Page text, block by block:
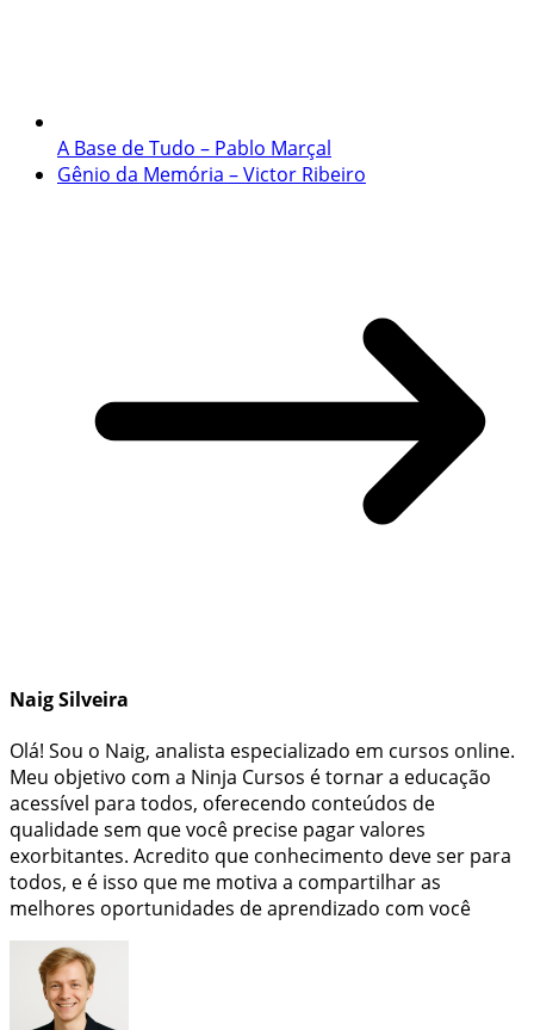
A Base de Tudo – Pablo Marçal
Gênio da Memória – Victor Ribeiro
Naig Silveira
Olá! Sou o Naig, analista especializado em cursos online.
Meu objetivo com a Ninja Cursos é tornar a educação
acessível para todos, oferecendo conteúdos de
qualidade sem que você precise pagar valores
exorbitantes. Acredito que conhecimento deve ser para
todos, e é isso que me motiva a compartilhar as
melhores oportunidades de aprendizado com você